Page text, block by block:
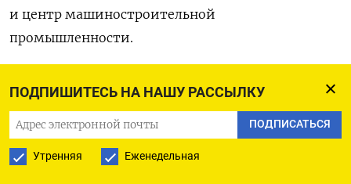
ПОДПИШИТЕСЬ НА НАШУ РАССЫЛКУ
ПОДПИСАТЬСЯ
Утренняя Еженедельная
и центр машиностроительной
промышленности.
Славянск, Константиновка, Дружковка
(Поэтому, в частности, таким важным событием
было возвращение Лимана в начале октября